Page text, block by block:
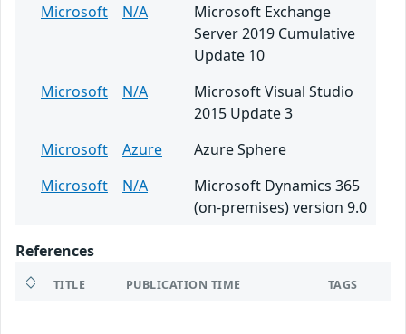
Microsoft
N/A
Microsoft Exchange
Server 2019 Cumulative
Update 10
Microsoft
N/A
Microsoft Visual Studio
2015 Update 3
Microsoft
Azure
Azure Sphere
Microsoft
N/A
Microsoft Dynamics 365
(on-premises) version 9.0
References
TITLE PUBLICATION TIME TAGS